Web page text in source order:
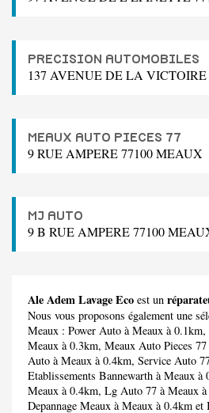
PRECISION AUTOMOBILES
137 AVENUE DE LA
MEAUX AUTO PIECES 77
9 RUE AMPERE 77100 MEAUX
MJ AUTO
9 B RUE AMPERE 77100
Ale Adem Lavage Eco est un
Nous vous proposons également une
Meaux : Power Auto à Meaux à 0.1km,
Meaux à 0.3km, Meaux Auto Pieces 77
Auto à Meaux à 0.4km, Service Auto
Etablissements Bannewarth à Meaux à
Meaux à 0.4km, Lg Auto 77 à Meaux
Depannage Meaux à Meaux à 0.4km et